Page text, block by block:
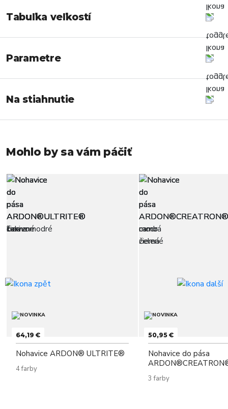
Tabuľka veľkostí
Parametre
Na stiahnutie
Mohlo by sa vám páčiť
64,19 €
Nohavice ARDON® ULTRITE®
4 farby
50,95 €
Nohavice do pása
3 farby